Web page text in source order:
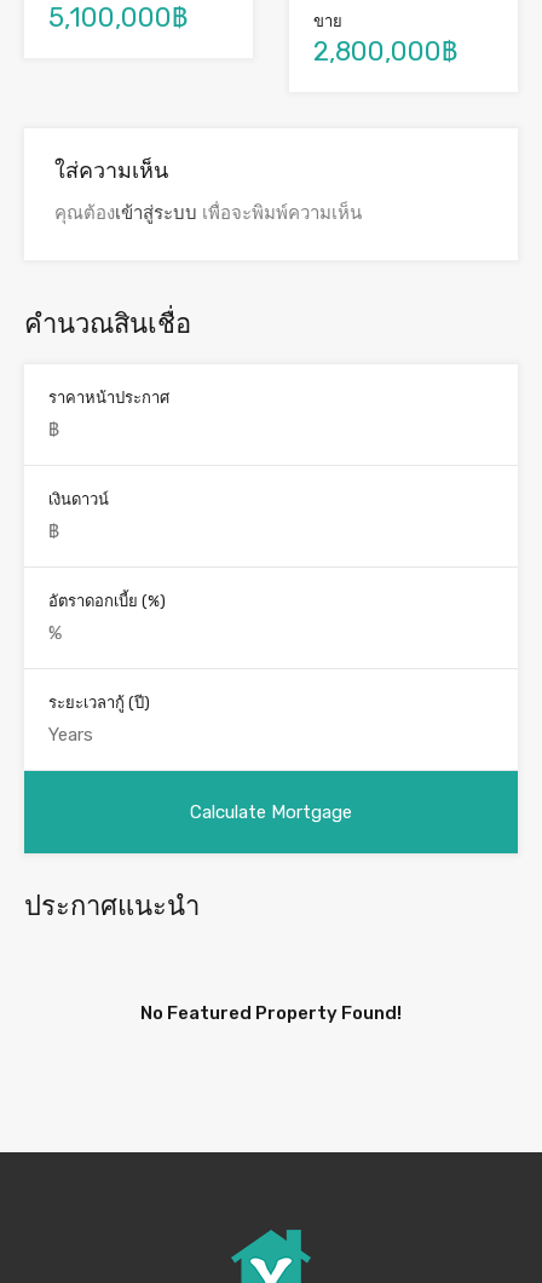
5,100,000฿ ขาย
2,800,000฿
ใส่ความเห็น
คุณต้องเข้าสู่ระบบ เพื่อจะพิมพ์ความเห็น
คำนวณสินเชื่อ
ราคาหน้าประกาศ
เงินดาวน์
อัตราดอกเบี้ย (%)
ระยะเวลากู้ (ปี)
ประกาศแนะนำ
No Featured Property Found!